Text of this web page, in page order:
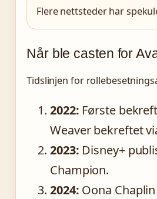
Flere nettsteder har
Når ble casten for
Tidslinjen for
2022: Første
Weaver bekreftet
2023: Disney+
Champion.
2024: Oona